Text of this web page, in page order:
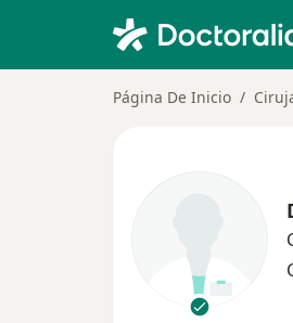
Página De Inicio